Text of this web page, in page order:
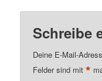
Schreibe
Deine E-Mail-
Felder sind mit*